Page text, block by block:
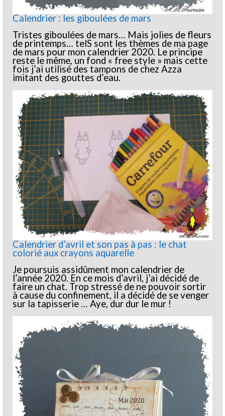
Calendrier : les giboulées de mars
Tristes giboulées de mars… Mais jolies de fleurs
de printemps… telS sont les thèmes de ma page
de mars pour mon calendrier 2020. Le principe
reste le même, un fond « free style » mais cette
fois j’ai utilisé des tampons de chez Azza
imitant des gouttes d’eau.
Calendrier d’avril et son pas à pas : le chat
colorié aux crayons aquarelle
Je poursuis assidûment mon calendrier de
l’année 2020. En ce mois d’avril, j’ai décidé de
faire un chat. Trop stressé de ne pouvoir sortir
à cause du confinement, il a décidé de se venger
sur la tapisserie … Aye, dur dur le mur !